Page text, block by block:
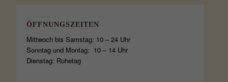
ÖFFNUNGSZEITEN
Mittwoch bis Samstag: 10 – 24 Uhr
Sonntag und Montag: 10 – 14 Uhr
Dienstag: Ruhetag